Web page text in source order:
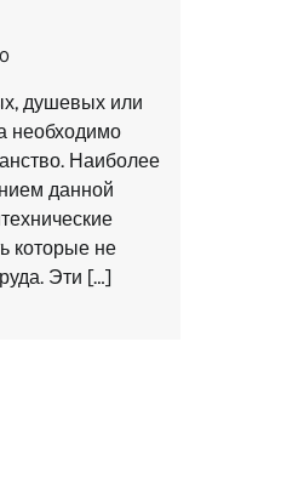
0
душевых или
необходимо
Наиболее
данной
которые не
Эти […]